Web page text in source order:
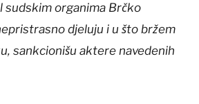
sudskim organima Brčko
djeluju i u što bržem
sankcionišu aktere navedenih